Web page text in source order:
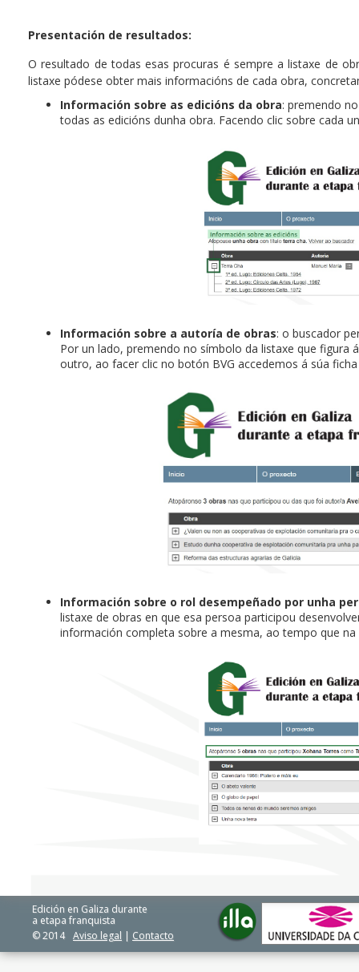
Presentación de resultados:
O resultado de todas esas procuras é sempre a listaxe de
listaxe pódese obter mais informacións de cada obra,
Información sobre as edicións da obra: premendo
todas as edicións dunha obra. Facendo clic sobre cada
Información sobre a autoría de obras: o buscador
Por un lado, premendo no símbolo da listaxe que
outro, ao facer clic no botón BVG accedemos á súa
Información sobre o rol desempeñado por unha
listaxe de obras en que esa persoa participou
información completa sobre a mesma, ao tempo que
Edición en Galiza durante
a etapa franquista
© 2014 Aviso legal | Contacto